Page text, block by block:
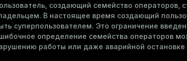
создающий семейство операторов,
В настоящее время создающий
суперпользователем. Это ограничение
определение семейства операторов
работы или даже аварийной остановке